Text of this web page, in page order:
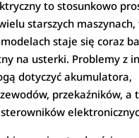
to stosunkowo
starszych
staje się coraz
na usterki. Problemy z
dotyczyć akumulatora,
przekaźników, a